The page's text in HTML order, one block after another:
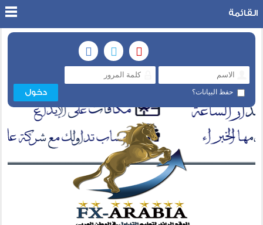
حفظ البيانات؟
القائمة